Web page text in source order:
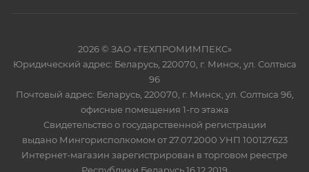
2026 © ЗАО «ТЕХПРОМИМПЕКС»
Юридический адрес: Беларусь, 220070, г. Минск, ул. Солтыса
96
Почтовый адрес: Беларусь, 220070, г. Минск, ул. Солтыса 96,
офисные помещения 1-го этажа
Свидетельство о государственной регистрации
выдано Мингорисполкомом от 27.07.2000 УНП 100127623
Интернет-магазин зарегистрирован в торговом реестре